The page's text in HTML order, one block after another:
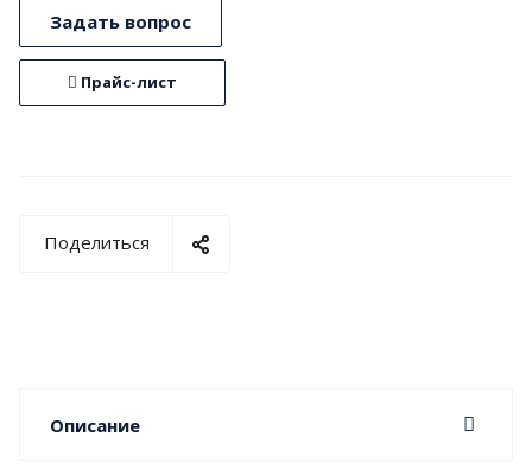
Задать вопрос
Прайс-лист
Поделиться
Описание